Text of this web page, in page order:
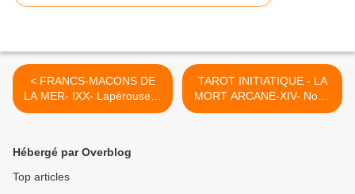
< FRANCS-MACONS DE
LA MER- IXX- Lapérouse le
début des Recherches...
TAROT INITIATIQUE - LA
MORT ARCANE-XIV- Noun
>
Hébergé par Overblog
Top articles